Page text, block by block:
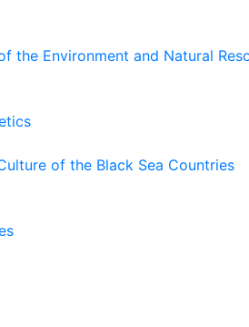
the Environment and Natural
of the Black Sea Countries